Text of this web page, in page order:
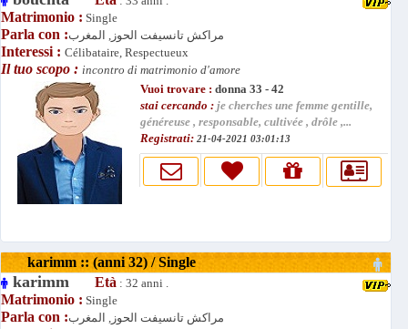
Matrimonio : Single
Parla con :مراكش تانسيفت الحوز, المغرب
Interessi : Célibataire, Respectueux
Il tuo scopo : incontro di matrimonio d'amore
Vuoi trovare : donna 33 - 42
stai cercando : je cherches une femme gentille,
généreuse , responsable, cultivée , drôle ,...
Registrati: 21-04-2021 03:01:13
karimm :: (anni 32) / Single
karimm Età : 32 anni .
Matrimonio : Single
Parla con :مراكش تانسيفت الحوز, المغرب